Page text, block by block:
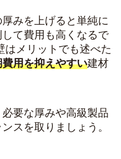
みを上げると単純に
て費用も高くなるで
はメリットでも述べた
用を抑えやすい建材
要な厚みや高級製品
スを取りましょう。